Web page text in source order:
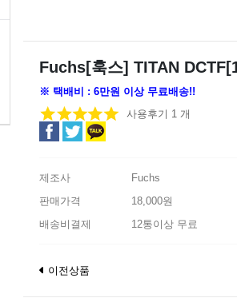
Fuchs[훅스] TITAN
※ 택배비 : 6만원 이상 무료배송!!
사용후기 1 개
제조사
Fuchs
판매가격
18,000원
배송비결제
12통이상 무료
이전상품